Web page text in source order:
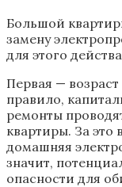
Большой
замену
для этого
Первая —
правило,
ремонты
квартиры. За это
домашняя
значит,
опасности для